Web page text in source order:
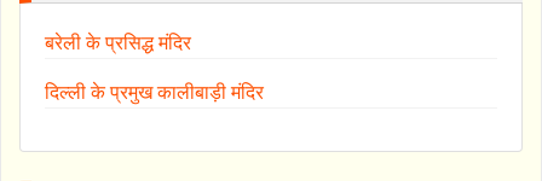
बरेली के प्रसिद्ध मंदिर
दिल्ली के प्रमुख कालीबाड़ी मंदिर